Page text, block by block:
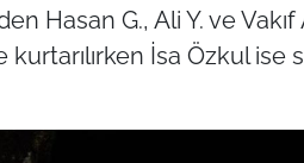
Hasan G., Ali Y. ve Vakıf
İsa Özkul ise